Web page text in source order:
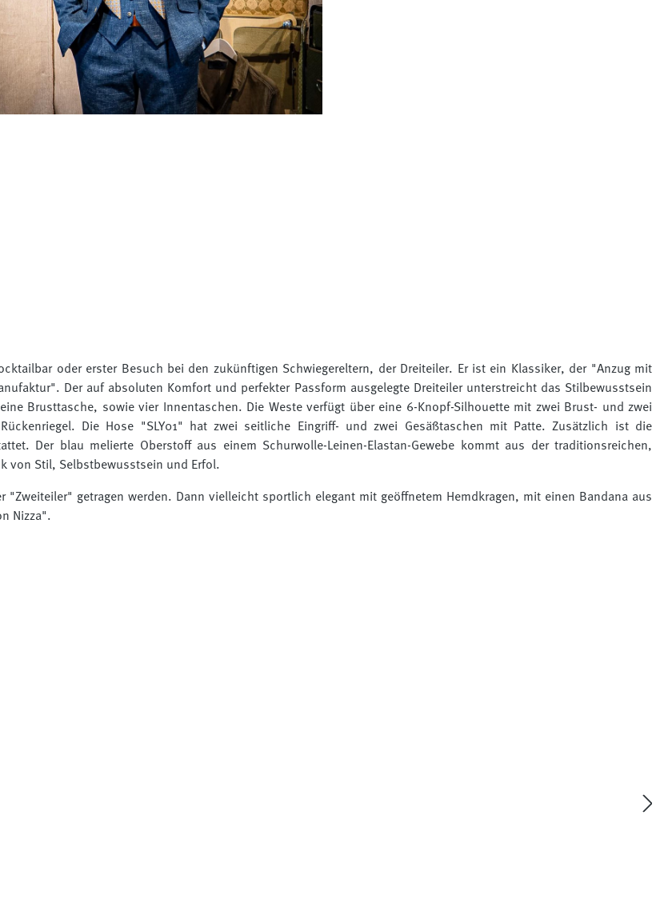
oder erster Besuch bei den zukünftigen Schwiegereltern, der Dreiteiler. Er ist ein Klassiker, der "Anzug mit
Der auf absoluten Komfort und perfekter Passform ausgelegte Dreiteiler unterstreicht das Stilbewusstsein
Brusttasche, sowie vier Innentaschen. Die Weste verfügt über eine 6-Knopf-Silhouette mit zwei Brust- und zwei
Die Hose "SLY01" hat zwei seitliche Eingriff- und zwei Gesäßtaschen mit Patte. Zusätzlich ist die
Der blau melierte Oberstoff aus einem Schurwolle-Leinen-Elastan-Gewebe kommt aus der traditionsreichen,
von Stil, Selbstbewusstsein und Erfol.
getragen werden. Dann vielleicht sportlich elegant mit geöffnetem Hemdkragen, mit einen Bandana aus
Nizza".